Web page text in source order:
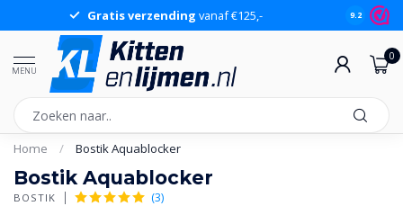
Gratis verzending vanaf €125,- 9.2
MENU
0
Home / Bostik Aquablocker
Bostik Aquablocker
BOSTIK (3)